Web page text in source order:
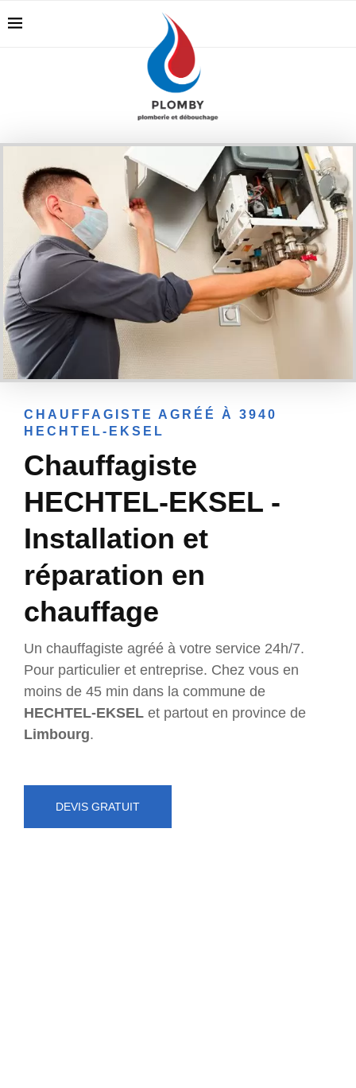
CHAUFFAGISTE AGRÉÉ À 3940
HECHTEL-EKSEL
Chauffagiste
HECHTEL-EKSEL -
Installation et
réparation en
chauffage
Un chauffagiste agréé à votre service 24h/7.
Pour particulier et entreprise. Chez vous en
moins de 45 min dans la commune de
HECHTEL-EKSEL et partout en province de
Limbourg.
DEVIS GRATUIT